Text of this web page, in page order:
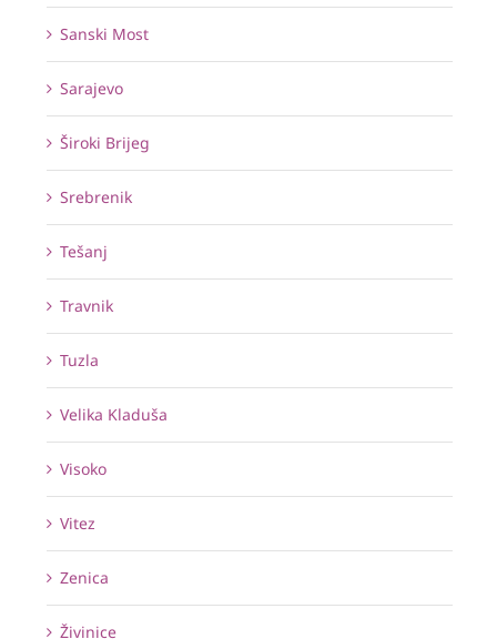
Sanski Most
Sarajevo
Široki Brijeg
Srebrenik
Tešanj
Travnik
Tuzla
Velika Kladuša
Visoko
Vitez
Zenica
Živinice